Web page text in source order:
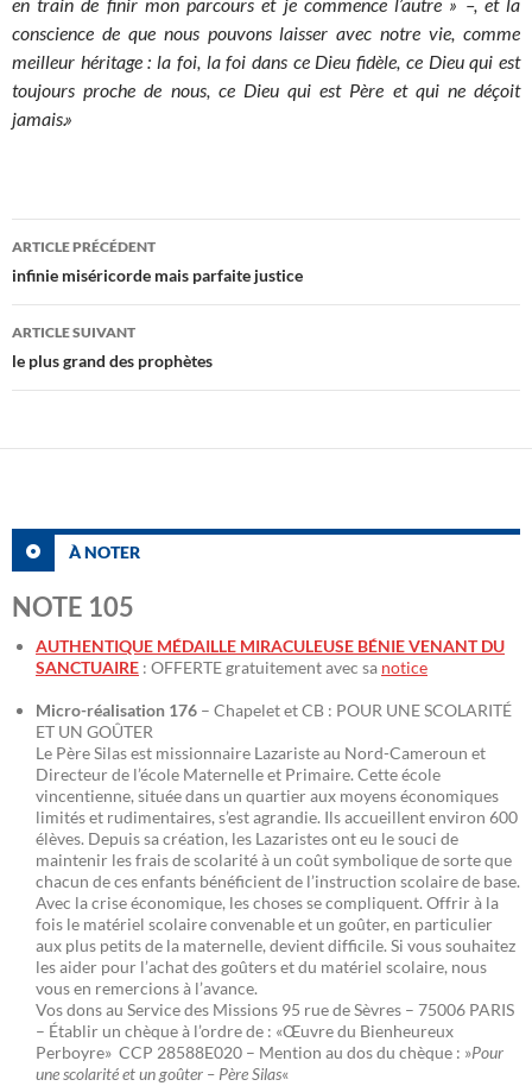
conscience de que nous pouvons laisser avec notre vie, comme
meilleur héritage : la foi, la foi dans ce Dieu fidèle, ce Dieu qui est
toujours proche de nous, ce Dieu qui est Père et qui ne déçoit
jamais.»
Navigation
des
articles
ARTICLE PRÉCÉDENT
infinie miséricorde mais parfaite justice
ARTICLE SUIVANT
le plus grand des prophètes
À NOTER
NOTE 105
AUTHENTIQUE MÉDAILLE MIRACULEUSE BÉNIE VENANT DU
SANCTUAIRE : OFFERTE gratuitement avec sa notice
Micro-réalisation 176 – Chapelet et CB : POUR UNE SCOLARITÉ
ET UN GOÛTER
Le Père Silas est missionnaire Lazariste au Nord-Cameroun et
Directeur de l’école Maternelle et Primaire. Cette école
vincentienne, située dans un quartier aux moyens économiques
limités et rudimentaires, s’est agrandie. Ils accueillent environ 600
élèves. Depuis sa création, les Lazaristes ont eu le souci de
maintenir les frais de scolarité à un coût symbolique de sorte que
chacun de ces enfants bénéficient de l’instruction scolaire de base.
Avec la crise économique, les choses se compliquent. Offrir à la
fois le matériel scolaire convenable et un goûter, en particulier
aux plus petits de la maternelle, devient difficile. Si vous souhaitez
les aider pour l’achat des goûters et du matériel scolaire, nous
vous en remercions à l’avance.
Vos dons au Service des Missions 95 rue de Sèvres – 75006 PARIS
– Établir un chèque à l’ordre de : «Œuvre du Bienheureux
Perboyre» CCP 28588E020 – Mention au dos du chèque : »Pour
une scolarité et un goûter – Père Silas«